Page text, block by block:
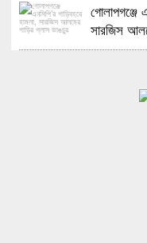
গোলাপগঞ্জে
সারজিস